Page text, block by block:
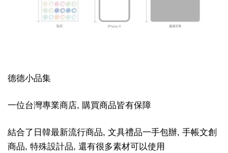
德德小品集
一位台灣專業商店, 購買商品皆有保障
結合了日韓最新流行商品, 文具禮品一手包辦, 手帳文創
商品, 特殊設計品, 還有很多素材可以使用